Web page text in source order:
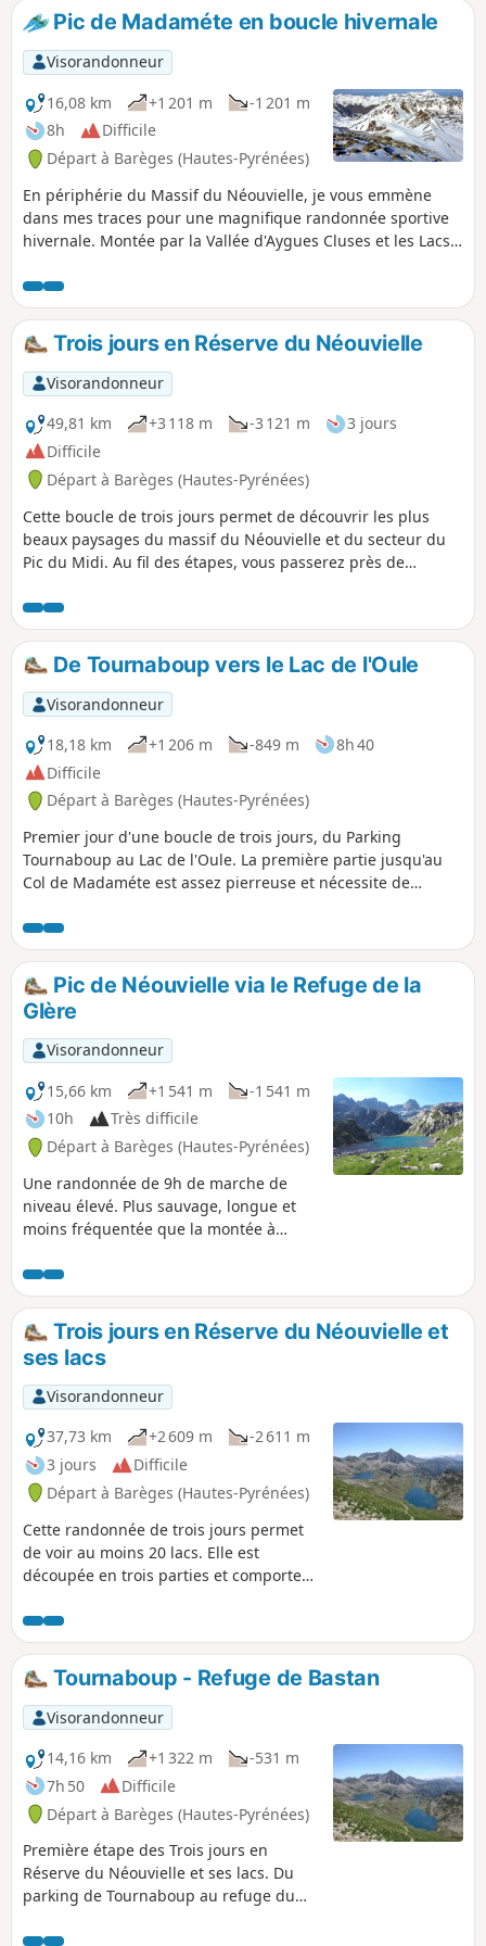
Observation de «coueylas» qui sont d’anciens abris pour les
bergers et les troupeaux.
Pic de Madaméte en boucle hivernale
Visorandonneur
16,08 km
+1 201 m
-1 201 m
8h
Difficile
Départ à Barèges (Hautes-Pyrénées)
En périphérie du Massif du Néouvielle, je vous emmène
dans mes traces pour une magnifique randonnée sportive
hivernale. Montée par la Vallée d'Aygues Cluses et les Lacs
les lacs dets Coubous. Les paysages sont grandioses,
mêlant un relief très vallonné, des forêts de pins à crochets,
un chapelet de lacs enneigés et le formidable belvédère du
Pic de Madaméte (qu'on peut éviter si besoin). J'espère vous
avoir donné envie de me suivre !
Trois jours en Réserve du Néouvielle
Visorandonneur
49,81 km
+3 118 m -3 121 m
3 jours
Difficile
Départ à Barèges (Hautes-Pyrénées)
Cette boucle de trois jours permet de découvrir les plus
beaux paysages du massif du Néouvielle et du secteur du
Pic du Midi. Au fil des étapes, vous passerez près de
profiterez de magnifiques panoramas. Une randonnée
variée avec quelques passages plus caillouteux au début,
mais qui offre trois belles journées en pleine montagne.
De Tournaboup vers le Lac de l'Oule
Visorandonneur
18,18 km
+1 206 m -849 m
8h 40
Difficile
Départ à Barèges (Hautes-Pyrénées)
Premier jour d'une boucle de trois jours, du Parking
Tournaboup au Lac de l'Oule. La première partie jusqu'au
Col de Madaméte est assez pierreuse et nécessite de
passer près des magnifiques Lacs du Néouvielle que sont,
entre autres, les Lac d'Aumar, Lac d'Aubert, Lac de l'Oule.
Pic de Néouvielle via le Refuge de la
Glère
Visorandonneur
15,66 km
+1 541 m
-1 541 m
10h
Très difficile
Départ à Barèges (Hautes-Pyrénées)
Une randonnée de 9h de marche de
niveau élevé. Plus sauvage, longue et
moins fréquentée que la montée à
pour les derniers 300m de dénivelé),
elle côtoie de nombreux lacs et torrents.
Elle mixe de nombreux types de
chemins : de la voie carrossable aux
passages où il faut mettre les mains, en
passant par des pierriers de toutes
tailles et des névés. Randonnée de
montagne engagée qui nécessite une
endurance physique et un sens de
l'orientation. Vous entrez dans la
Réserve Naturelle Nationale du
Néouvielle qui est protégée par une
réglementation. Merci de la respecter
(voir informations pratiques).
Trois jours en Réserve du Néouvielle et
ses lacs
Visorandonneur
37,73 km
+2 609 m
-2 611 m
3 jours
Difficile
Départ à Barèges (Hautes-Pyrénées)
Cette randonnée de trois jours permet
de voir au moins 20 lacs. Elle est
découpée en trois parties et comporte
Elle est tout de même assez difficile le
premier jour. Les durées de chaque
étape sont celles que j'ai notées. Elles
comprennent les pauses photos, repas,
discussions, pieds dans l'eau et je
rappelle que ce sont trois randonnées
(marche normale).
Tournaboup - Refuge de Bastan
Visorandonneur
14,16 km
+1 322 m
-531 m
7h 50
Difficile
Départ à Barèges (Hautes-Pyrénées)
Première étape des Trois jours en
Réserve du Néouvielle et ses lacs. Du
parking de Tournaboup au refuge du
de par son dénivelé et sa courte